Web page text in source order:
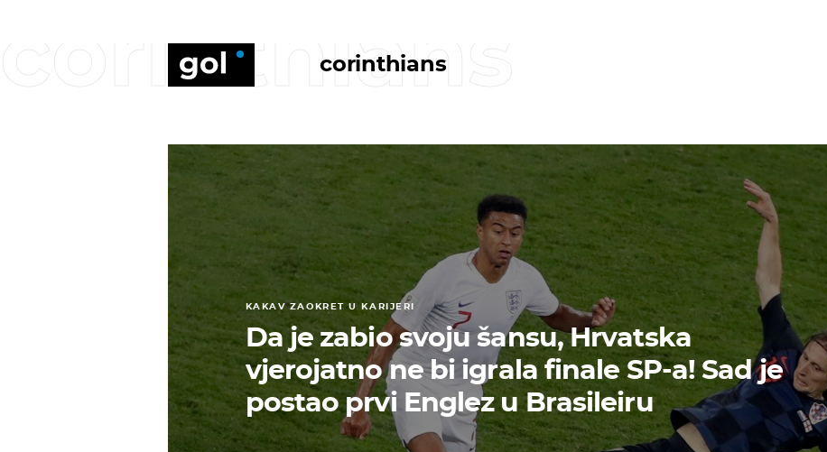
corinthians
corinthians
KAKAV ZAOKRET U KARIJERI
Da je zabio svoju šansu, Hrvatska
vjerojatno ne bi igrala finale SP-a! Sad je
postao prvi Englez u Brasileiru